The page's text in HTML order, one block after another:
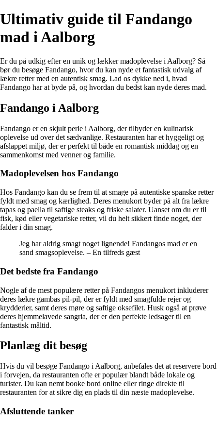
Ultimativ guide til Fandango
mad i Aalborg
Er du på udkig efter en unik og lækker madoplevelse i Aalborg? Så
bør du besøge Fandango, hvor du kan nyde et fantastisk udvalg af
lækre retter med en autentisk smag. Lad os dykke ned i, hvad
Fandango har at byde på, og hvordan du bedst kan nyde deres mad.
Fandango i Aalborg
Fandango er en skjult perle i Aalborg, der tilbyder en kulinarisk
oplevelse ud over det sædvanlige. Restauranten har et hyggeligt og
afslappet miljø, der er perfekt til både en romantisk middag og en
sammenkomst med venner og familie.
Madoplevelsen hos Fandango
Hos Fandango kan du se frem til at smage på autentiske spanske retter
fyldt med smag og kærlighed. Deres menukort byder på alt fra lækre
tapas og paella til saftige steaks og friske salater. Uanset om du er til
fisk, kød eller vegetariske retter, vil du helt sikkert finde noget, der
falder i din smag.
Jeg har aldrig smagt noget lignende! Fandangos mad er en
sand smagsoplevelse. – En tilfreds gæst
Det bedste fra Fandango
Nogle af de mest populære retter på Fandangos menukort inkluderer
deres lækre gambas pil-pil, der er fyldt med smagfulde rejer og
krydderier, samt deres møre og saftige oksefilet. Husk også at prøve
deres hjemmelavede sangria, der er den perfekte ledsager til en
fantastisk måltid.
Planlæg dit besøg
Hvis du vil besøge Fandango i Aalborg, anbefales det at reservere bord
i forvejen, da restauranten ofte er populær blandt både lokale og
turister. Du kan nemt booke bord online eller ringe direkte til
restauranten for at sikre dig en plads til din næste madoplevelse.
Afsluttende tanker